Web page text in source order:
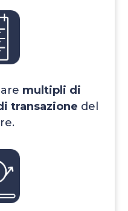
multipli di
transazione del